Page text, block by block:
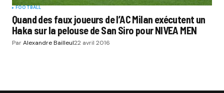
FOOTBALL
Quand des faux joueurs de l’AC Milan exécutent un
Haka sur la pelouse de San Siro pour NIVEA MEN
ParAlexandre Bailleul22 avril 2016